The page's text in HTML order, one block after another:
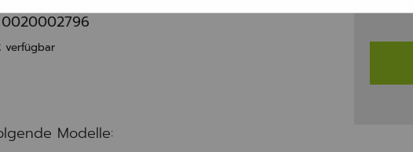
0020002796
verfügbar
Modelle: